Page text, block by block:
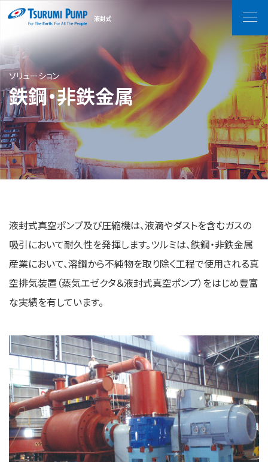
液封式
ソリューション
鉄鋼・非鉄金属
液封式真空ポンプ及び圧縮機は、液滴やダストを含むガスの
吸引において耐久性を発揮します。ツルミは、鉄鋼・非鉄金属
産業において、溶鋼から不純物を取り除く工程で使用される真
空排気装置（蒸気エゼクタ＆液封式真空ポンプ）をはじめ豊富
な実績を有しています。